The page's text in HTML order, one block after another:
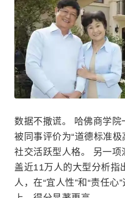
数据不撒谎。 哈佛商学
被同事评价为“道德标准
社交活跃型人格。 另一项
盖近11万人的大型分析指
人，在“宜人性”和“责任心